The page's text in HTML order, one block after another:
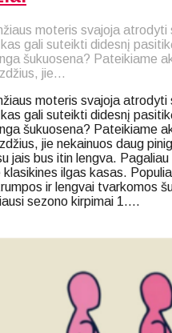
moteris svajoja atrodyti
gali suteikti didesnį
šukuosena? Pateikiame
jie...
moteris svajoja atrodyti
gali suteikti didesnį
šukuosena? Pateikiame
jie nekainuos daug
jais bus itin lengva. Pagaliau
ilgas kasas.
ir lengvai tvarkomos
sezono kirpimai 1....